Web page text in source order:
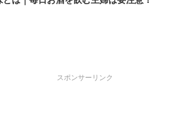
スポンサーリンク